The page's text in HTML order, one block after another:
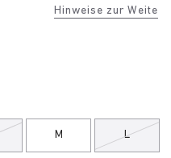
Hinweise zur Weite
M L